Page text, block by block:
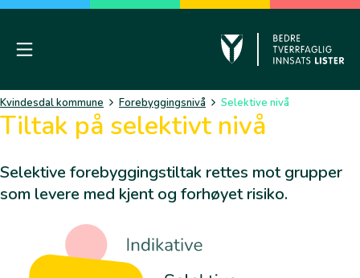
Skip
contentMobile Menu
Kvindesdal kommune Forebyggingsnivå Selektive nivå
Tiltak på selektivt nivå
Selektive forebyggingstiltak rettes mot grupper
som levere med kjent og forhøyet risiko.